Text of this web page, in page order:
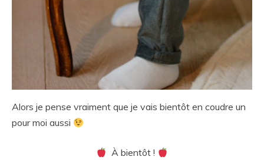
Alors je pense vraiment que je vais bientôt en coudre un
pour moi aussi
À bientôt !